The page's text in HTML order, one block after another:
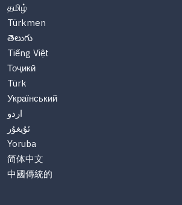
தமிழ்
Türkmen
తెలుగు
Tiếng Việt
Тоҷикӣ
Türk
Український
اردو
ئۇيغۇر
Yoruba
简体中文
中國傳統的